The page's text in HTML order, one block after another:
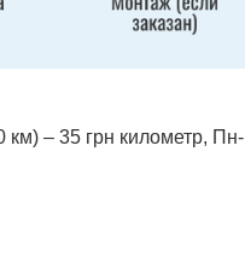
км) – 35 грн километр, Пн-